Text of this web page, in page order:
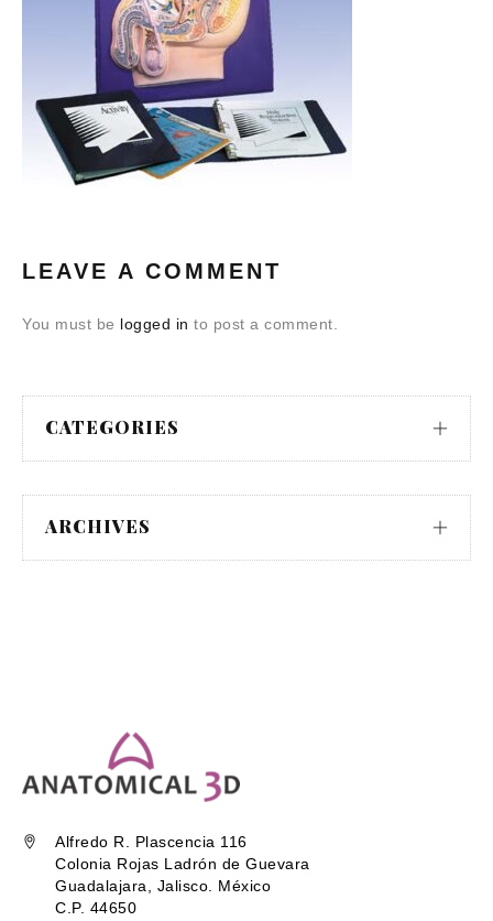
LEAVE A COMMENT
You must be logged in to post a comment.
CATEGORIES
ARCHIVES
Alfredo R. Plascencia 116
Colonia Rojas Ladrón de Guevara
Guadalajara, Jalisco. México
C.P. 44650